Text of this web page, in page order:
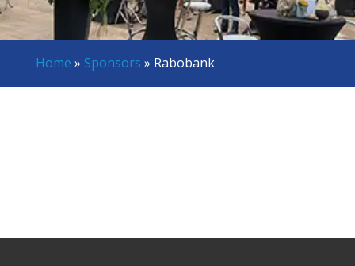
Home » Sponsors » Rabobank